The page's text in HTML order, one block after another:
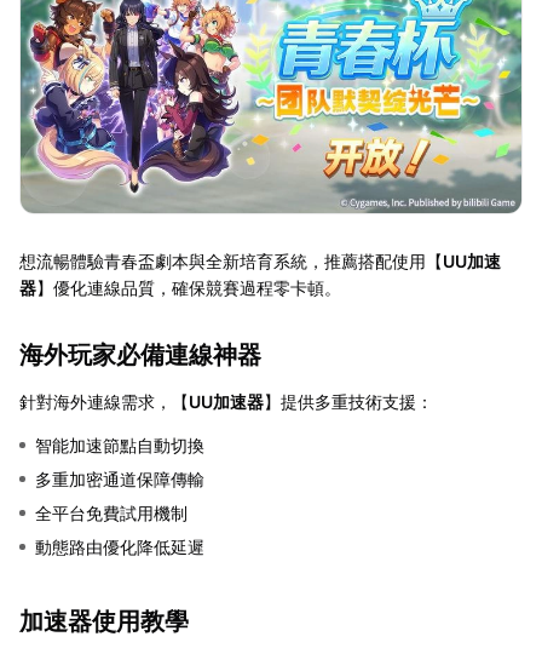
想流暢體驗青春盃劇本與全新培育系統，推薦搭配使用【UU加速
器】優化連線品質，確保競賽過程零卡頓。
海外玩家必備連線神器
針對海外連線需求，【UU加速器】提供多重技術支援：
智能加速節點自動切換
多重加密通道保障傳輸
全平台免費試用機制
動態路由優化降低延遲
加速器使用教學